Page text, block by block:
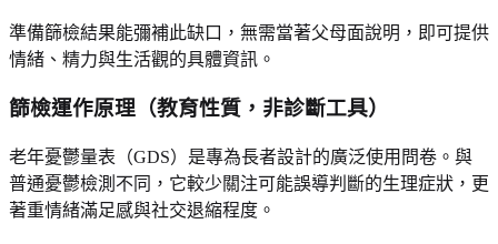
準備篩檢結果能彌補此缺口，無需當著父母面說明，即可提供
情緒、精力與生活觀的具體資訊。
篩檢運作原理（教育性質，非診斷工具）
老年憂鬱量表（GDS）是專為長者設計的廣泛使用問卷。與
普通憂鬱檢測不同，它較少關注可能誤導判斷的生理症狀，更
著重情緒滿足感與社交退縮程度。